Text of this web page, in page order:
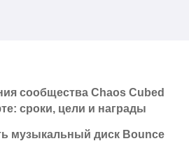
сообщества Chaos Cubed
сроки, цели и награды
музыкальный диск Bounce